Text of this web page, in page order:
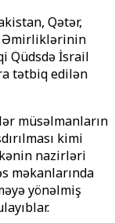
Qətər,
Əmirliklərinin
Qüdsdə İsrail
tətbiq edilən
müsəlmanların
kimi
nazirləri
məkanlarında
yönəlmiş